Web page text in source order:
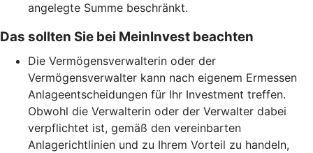
angelegte Summe beschränkt.
Das sollten Sie bei MeinInvest beachten
Die Vermögensverwalterin oder der
Vermögensverwalter kann nach eigenem Ermessen
Anlageentscheidungen für Ihr Investment treffen.
Obwohl die Verwalterin oder der Verwalter dabei
verpflichtet ist, gemäß den vereinbarten
Anlagerichtlinien und zu Ihrem Vorteil zu handeln,